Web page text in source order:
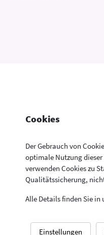
Cookies
Der Gebrauch von
optimale Nutzung
verwenden Cookies zu
Qualitätssicherung,
Alle Details finden Sie in
Einstellungen
Konsumentenfragen
Aktuelle Neuigkeiten aus allen
Konsumentenfragen
Newsletter Kontakt